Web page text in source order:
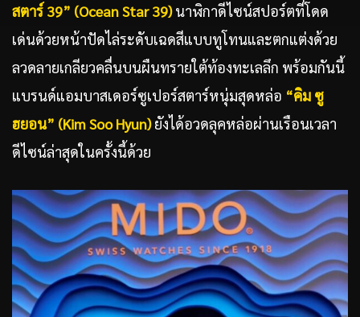
สตาร์ 39” (Ocean Star 39)นาฬิกาดีไซน์สปอร์ตที่โดด
เด่นด้วยหน้าปัดไล่ระดับเฉดสีแบบทูโทนและตกแต่งด้วย
ลวดลายเกลียวคลื่นบนผืนทรายใต้ท้องทะเลลึก พร้อมกันนี้
แบรนด์แอมบาสเดอร์ซูเปอร์สตาร์หนุ่มสุดหล่อ “คิม ซู
ฮยอน” (Kim Soo Hyun)ยังได้อวดลุคหล่อผ่านเรือนเวลา
ดีไซน์ล่าสุดในครั้งนี้ด้วย